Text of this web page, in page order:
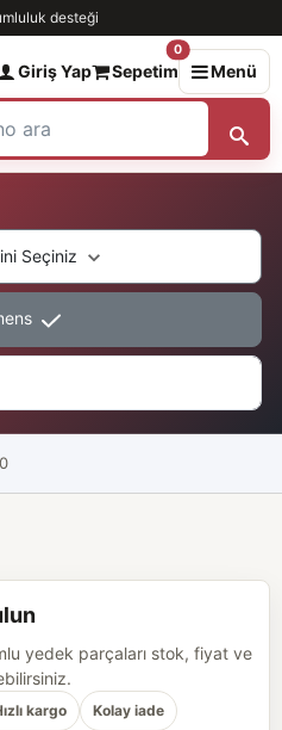
desteği
Giriş Yap Sepetim
0
Menü
Seçiniz
yedek parçaları stok, fiyat ve
kargo Kolay iade